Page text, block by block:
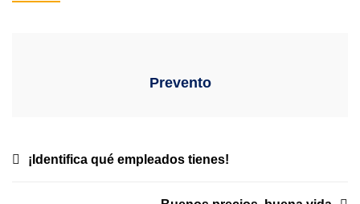
Prevento
Navegación
¡Identifica qué empleados tienes!